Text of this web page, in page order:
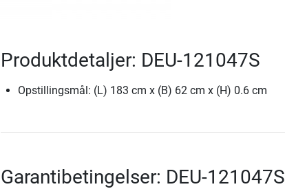
Produktdetaljer: DEU-121047S
Opstillingsmål: (L) 183 cm x (B) 62 cm x (H) 0.6 cm
Garantibetingelser: DEU-121047S